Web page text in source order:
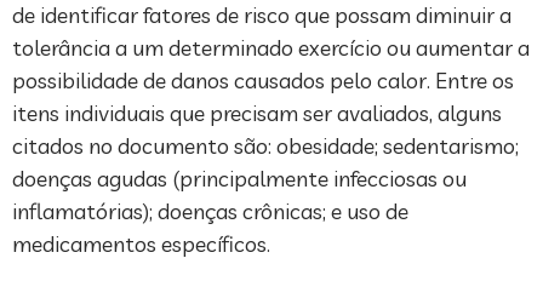
de identificar fatores de risco que possam diminuir a
tolerância a um determinado exercício ou aumentar a
possibilidade de danos causados pelo calor. Entre os
itens individuais que precisam ser avaliados, alguns
citados no documento são: obesidade; sedentarismo;
doenças agudas (principalmente infecciosas ou
inflamatórias); doenças crônicas; e uso de
medicamentos específicos.